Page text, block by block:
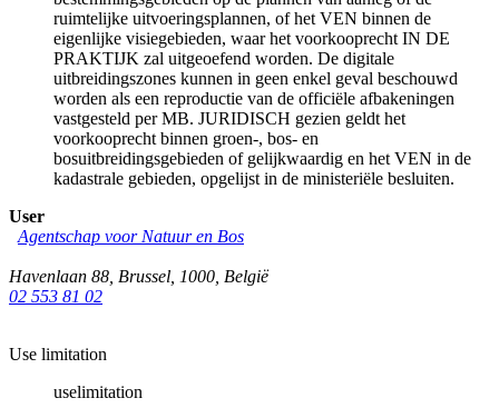
ruimtelijke uitvoeringsplannen, of het VEN binnen de
eigenlijke visiegebieden, waar het voorkooprecht IN DE
PRAKTIJK zal uitgeoefend worden. De digitale
uitbreidingszones kunnen in geen enkel geval beschouwd
worden als een reproductie van de officiële afbakeningen
vastgesteld per MB. JURIDISCH gezien geldt het
voorkooprecht binnen groen-, bos- en
bosuitbreidingsgebieden of gelijkwaardig en het VEN in de
kadastrale gebieden, opgelijst in de ministeriële besluiten.
User
Agentschap voor Natuur en Bos
Havenlaan 88 Brussel 1000 België
02 553 81 02
Use limitation
uselimitation